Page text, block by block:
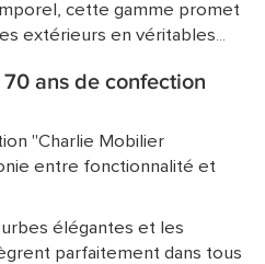
cette gamme promet
extérieurs en véritables
ans de confection
"Charlie Mobilier
entre fonctionnalité et
élégantes et les
parfaitement dans tous